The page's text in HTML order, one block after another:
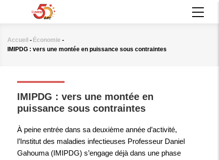
principal
Fil
Accueil - Économie -
IMIPDG : vers une montée en puissance sous contraintes
IMIPDG : vers une montée en
puissance sous contraintes
À peine entrée dans sa deuxième année d’activité,
l’Institut des maladies infectieuses Professeur Daniel
Gahouma (IMIPDG) s’engage déjà dans une phase